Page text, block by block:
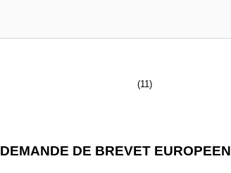
(11)
DEMANDE DE BREVET EUROPEEN